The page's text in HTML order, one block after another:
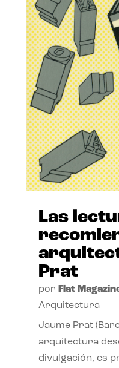
Las
Prat
por Flat
Arquitectura
Jaume Prat
arquitectura
divulgación, es